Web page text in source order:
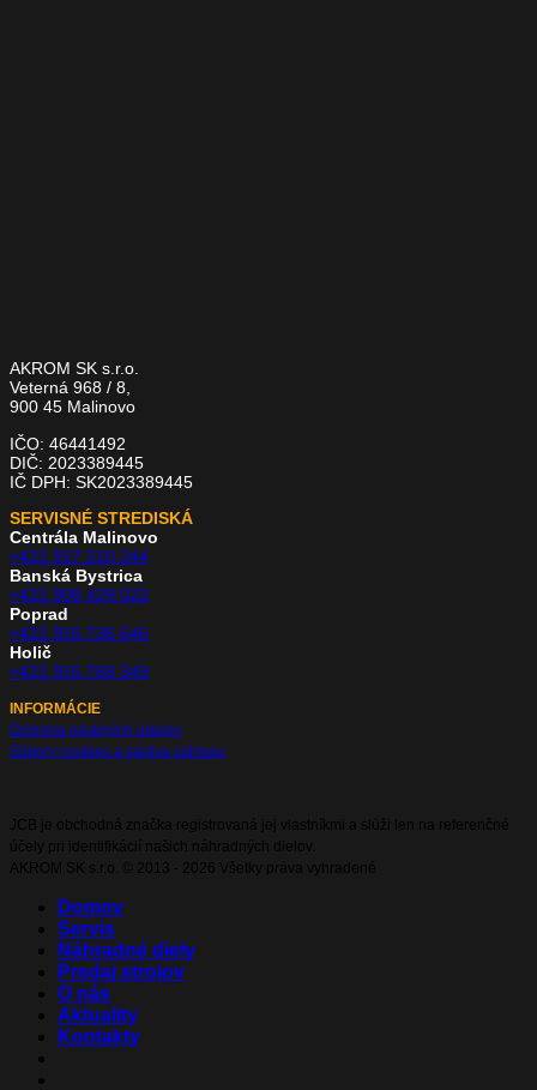
AKROM SK s.r.o.
Veterná 968 / 8,
900 45 Malinovo
IČO: 46441492
DIČ: 2023389445
IČ DPH: SK2023389445
SERVISNÉ STREDISKÁ
Centrála Malinovo
+421 917 210 244
Banská Bystrica
+421 908 429 022
Poprad
+421 915 736 646
Holič
+421 915 768 349
INFORMÁCIE
Ochrana osobných údajov
Súbory cookies a správa súhlasu
JCB je obchodná značka registrovaná jej vlastníkmi a slúži len na referenčné
účely pri identifikácií našich náhradných dielov.
AKROM SK s.r.o. © 2013 - 2026 Všetky práva vyhradené
Domov
Servis
Náhradné diely
Predaj strojov
O nás
Aktuality
Kontakty